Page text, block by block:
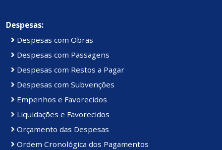
Despesas:
Despesas com Obras
Despesas com Passagens
Despesas com Restos a Pagar
Despesas com Subvenções
Empenhos e Favorecidos
Liquidações e Favorecidos
Orçamento das Despesas
Ordem Cronológica dos Pagamentos